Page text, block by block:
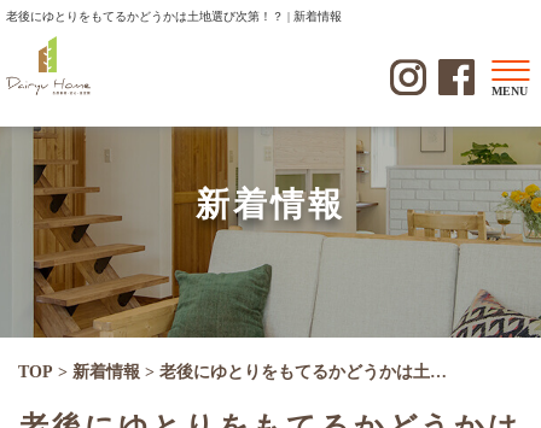
老後にゆとりをもてるかどうかは土地選び次第！？ | 新着情報
MENU
新着情報
TOP > 新着情報 > 老後にゆとりをもてるかどうかは土地選び次第！？